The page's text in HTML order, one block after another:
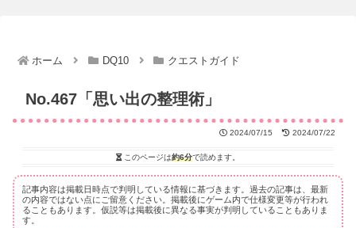
ホーム DQ10 クエストガイド
No.467「思い出の整理術」
2024/07/15 2024/07/22
このページは約6分で読めます。
記事内容は掲載日時点で判明している情報に基づきます。過去の記事は、最新
の内容ではない点にご留意ください。掲載後にゲーム内で仕様変更等が行われ
ることもあります。仮説等は掲載後に異なる事実が判明していることもありま
す。